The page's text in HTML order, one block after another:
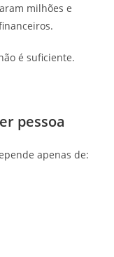
milhões e
é suficiente.
pessoa
apenas de: